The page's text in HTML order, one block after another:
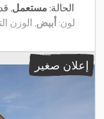
الحالة: مستعمل,
لون: أبيض, الوزن
, معدات:
إعلان صغير